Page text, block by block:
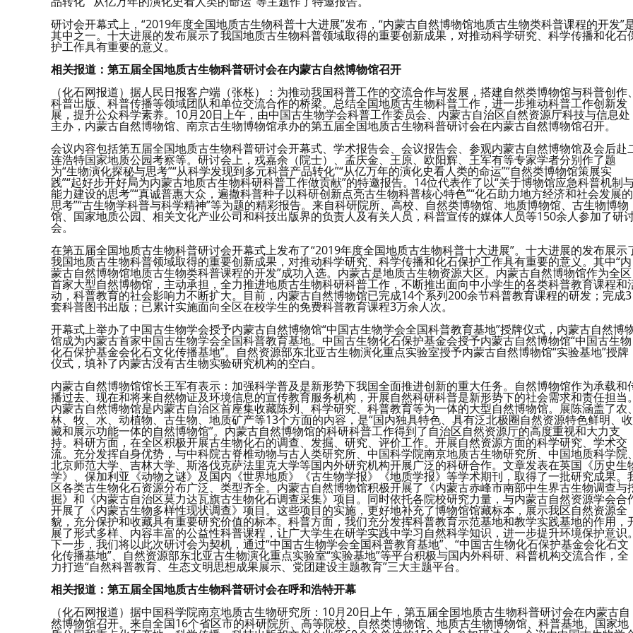
研讨会开幕式上，“2019年度全国地质古生物科普十大进展”发布，“内蒙古自然博物馆地质古生物类科普课程的开发”
其中之一。十大进展的发布展示了我国地质古生物科普领域取得的重要创新成果，对推动科学研究、科学传播和化石
护工作具有重要的意义。
相关报道：第五届全国地质古生物科普研讨会在内蒙古自然博物馆召开
（化石网报道）据人民日报客户端（张枨）：为推动我国科普工作的交流合作与发展，搭建自然类博物馆与科普创作、
科普出版、科普传播等领域团队和单位交流合作的桥梁。总结全国地质古生物科普工作，进一步推动科普工作创新发
展，提升公众科学素养。10月20日上午，由中国古生物学会科普工作委员会、内蒙古自治区自然资源厅科技与信息处
主办，内蒙古自然博物馆、南京古生物博物馆承办的第五届全国地质古生物科普研讨会在内蒙古自然博物馆召开。
会议内容包括第五届全国地质古生物科普研讨会开幕式、学术报告会、会议报告会、参观内蒙古自然博物馆及会后赴
连浩特国家地质公园考察等。研讨会上，戎嘉余（院士）、孟庆金、王原、欧阳辉、王军有等专家学者分别作了题
为“生物演化探秘与思考”“从科学发现到多元科普产品转化”“从亿万年的演化史看人类的命运”“自然类博物馆策展实
践”“起好步开好局为内蒙古地质古生物科研科普工作做贡献”的特邀报告。14位代表作了以“关于博物馆应急科普机制
能力建设的思考”“真诚普惠大众，遍撒科普种子以科研创新点亮古生物科普核心特色”“化石助力地方经济和社会发展的
思考”“古生物学科普与科学精神”等为题的精彩报告。来自科研院所、高校、自然类博物馆、地质博物馆、古生物博物
馆、国家地质公园、相关文化产业公司和科技出版界的负责人及有关人员，科普宣传的媒体人员等150余人参加了研
会。
在第五届全国地质古生物科普研讨会开幕式上发布了“2019年度全国地质古生物科普十大进展”。十大进展的发布展示
我国地质古生物科普领域取得的重要创新成果，对推动科学研究、科学传播和化石保护工作具有重要的意义。其中“内
蒙古自然博物馆地质古生物类科普课程的开发”成功入选。内蒙古是地质古生物资源大区。内蒙古自然博物馆作为全区
首家大型自然博物馆，主动承担，全力推进地质古生物科研科普工作，不断推出面向中小学生的各类科普教育课程和
动，科普教育的社会影响力不断扩大。目前，内蒙古自然博物馆已完成14个系列200余节科普教育课程的研发；完成3
套科普图书出版；已累计实施面向全区在校学生的免费科普教育课程3万余人次。
开幕式上举办了中国古生物学会授予内蒙古自然博物馆“中国古生物学会全国科普教育基地”授牌仪式，内蒙古自然博
馆成为内蒙古首家中国古生物学会全国科普教育基地。中国古生物化石保护基金会授予内蒙古自然博物馆“中国古生物
化石保护基金会化石文化传播基地”。自然资源部东北亚古生物演化重点实验室授予内蒙古自然博物馆“实验基地”授牌
仪式，填补了内蒙古没有古生物实验研究机构的空白。
内蒙古自然博物馆馆长王军有表示：加强科学普及是新形势下我国全面推进创新的重大任务。自然博物馆作为承载和
播过去、现在和将来自然物证及环境信息的宣传教育服务机构，开展自然科研科普是新形势下的社会需求和责任担当。
内蒙古自然博物馆是内蒙古自治区首座集收藏陈列、科学研究、科普教育等为一体的大型自然博物馆。展陈涵盖了农、
林、牧、水、动植物、古生物、地质矿产等13个方面的内容，是“国内独具特色、具有泛北极圈自然资源特色鲜明、收
藏和展示功能一体的自然博物馆”。内蒙古自然博物馆的科研科普工作得到了自治区自然资源厅的高度重视和大力支
持。科研方面，在全区积极开展古生物化石的调查、发掘、研究、评价工作。开展自然资源方面的科学研究、学术交
流。充分发挥自身优势，与中科院古脊椎动物与古人类研究所、中国科学院南京地质古生物研究所、中国地质科学院、
北京师范大学、吉林大学、斯洛伐克萨法里克大学等国内外研究机构开展广泛的科研合作。文章发表在英国《历史生
学》、保加利亚《动物之谜》及国内《世界地质》《古生物学报》《地质学报》等学术期刊，取得了一批研究成果。
区各类古生物化石资源分布广泛、类型齐全。内蒙古自然博物馆积极开展了《内蒙古赤峰市南部中生界古生物调查与
掘》和《内蒙古自治区莫力达瓦旗古生物化石调查采集》项目。同时依托各院校研究力量，与内蒙古自然资源学会合
开展了《内蒙古生物多样性现状调查》项目。这些项目的实施，更好地补充了博物馆馆藏标本，展示我区自然资源全
貌，充分保护和收藏具有重要研究价值的标本。科普方面，我们充分发挥科普教育示范基地和教学实践基地的作用，
展了形式多样、内容丰富的公益性科普课程，让广大学生在研学实践中学习自然科学知识，进一步提升环境保护意识。
下一步，我们将以此次研讨会为契机，通过“中国古生物学会全国科普教育基地”、“中国古生物化石保护基金会化石文
化传播基地”、自然资源部东北亚古生物演化重点实验室“实验基地”等平台积极与国内外科研、科普机构交流合作，全
力打造“自然科普教育、生态文明思想成果展示、党团建设主题教育”三大主题平台。
相关报道：第五届全国地质古生物科普研讨会在呼和浩特开幕
（化石网报道）据中国科学院南京地质古生物研究所：10月20日上午，第五届全国地质古生物科普研讨会在内蒙古自
然博物馆召开。来自全国16个省区市的科研院所、高等院校、自然类博物馆、地质古生物博物馆、科普基地、国家地